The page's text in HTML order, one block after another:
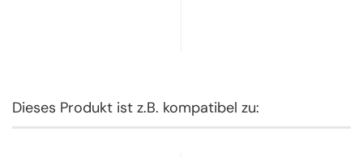
Dieses Produkt ist z.B. kompatibel zu: